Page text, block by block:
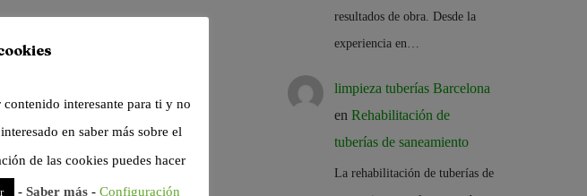
resultados de obra. Desde la
experiencia en…
limpieza tuberías Barcelona
en Rehabilitación de
tuberías de saneamiento
La rehabilitación de tuberías de
interesante para ti y no
en saber más sobre el
de las cookies puedes hacer
- Saber más- Configuración